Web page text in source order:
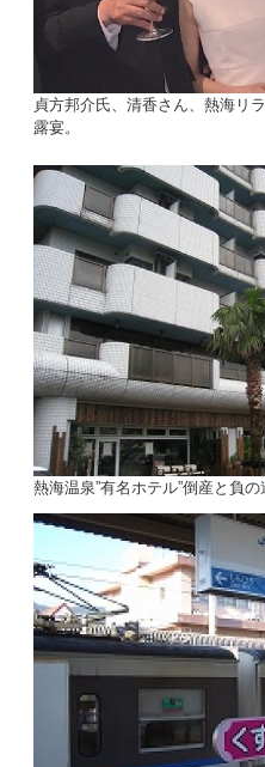
貞方邦介氏、清香さん、熱海リ
露宴。
熱海温泉”有名ホテル”倒産と負の